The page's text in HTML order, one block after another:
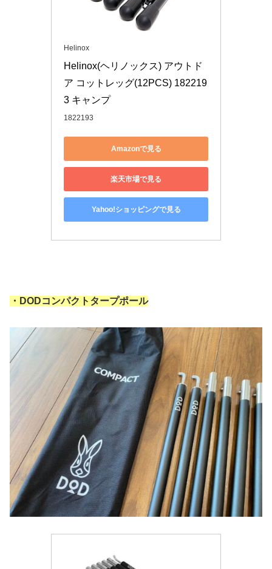
Helinox
Helinox(ヘリノックス) アウトド
ア コットレッグ(12PCS) 182219
3 キャンプ
1822193
Amazonで見る
楽天市場で見る
Yahoo!ショッピングで見る
・DODコンパクトタープポール